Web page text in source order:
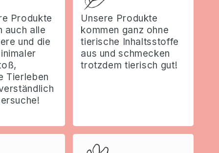
Produkte
auch alle
und die
Tierleben
Unsere Produkte
kommen ganz ohne
tierische Inhaltsstoffe
aus und schmecken
trotzdem tierisch gut!